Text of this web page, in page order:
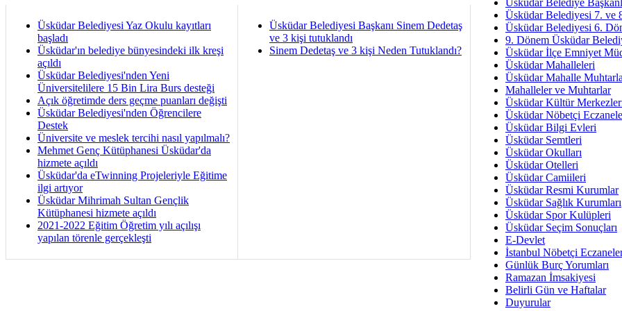
Üsküdar Belediyesi Yaz Okulu kayıtları
başladı
Üsküdar'ın belediye bünyesindeki ilk kreşi
açıldı
Üsküdar Belediyesi'nden Yeni
Üniversitelilere 15 Bin Lira Burs desteği
Açık öğretimde ders geçme puanları değişti
Üsküdar Belediyesi'nden Öğrencilere
Destek
Üniversite ve meslek tercihi nasıl yapılmalı?
Mehmet Genç Kütüphanesi Üsküdar'da
hizmete açıldı
Üsküdar'da eTwinning Projeleriyle Eğitime
ilgi artıyor
Üsküdar Mihrimah Sultan Gençlik
Kütüphanesi hizmete açıldı
2021-2022 Eğitim Öğretim yılı açılışı
yapılan törenle gerçekleşti
Üsküdar Belediyesi Başkanı Sinem Dedetaş
ve 3 kişi tutuklandı
Sinem Dedetaş ve 3 kişi Neden Tutuklandı?
İmar Sorunlarının Genel
Arakan
Bayramın
Ruhsal
Üsküdar
Üsküdar Belediye
Üsküdar Belediyesi 7. ve
Üsküdar Belediyesi 6.
9. Dönem Üsküdar
Üsküdar İlçe Emniyet
Üsküdar Mahalleleri
Üsküdar Mahalle
Mahalleler ve Muhtarlar
Üsküdar Kültür
Üsküdar Nöbetçi
Üsküdar Bilgi Evleri
Üsküdar Semtleri
Üsküdar Okulları
Üsküdar Otelleri
Üsküdar Camiileri
Üsküdar Resmi Kurumlar
Üsküdar Sağlık Kurumları
Üsküdar Spor Kulüpleri
Üsküdar Seçim Sonuçları
E-Devlet
İstanbul Nöbetçi
Günlük Burç Yorumları
Ramazan İmsakiyesi
Belirli Gün ve Haftalar
Duyurular